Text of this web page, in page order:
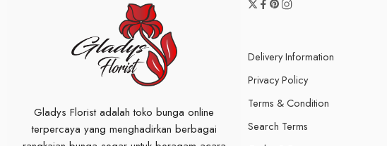
Gladys Florist adalah toko bunga online
terpercaya yang menghadirkan berbagai
Delivery Information
Privacy Policy
Terms & Condition
Search Terms